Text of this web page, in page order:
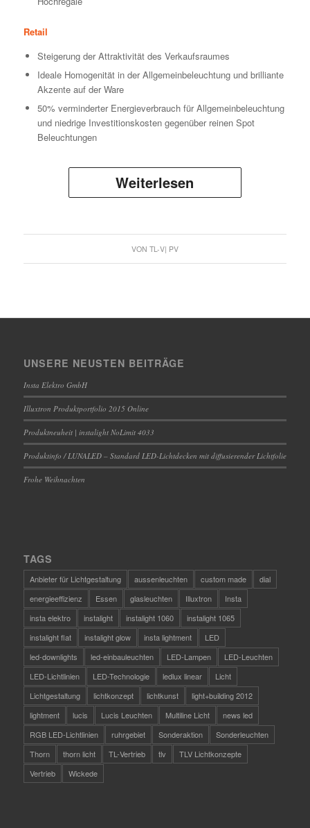
Retail
Steigerung der Attraktivität des Verkaufsraumes
Ideale Homogenität in der Allgemeinbeleuchtung und brilliante
Akzente auf der Ware
50% verminderter Energieverbrauch für Allgemeinbeleuchtung
und niedrige Investitionskosten gegenüber reinen Spot
Beleuchtungen
Weiterlesen
VON TL-V| PV
UNSERE NEUSTEN BEITRÄGE
Insta Elektro GmbH
Illuxtron Produktportfolio 2015 Online
Produktneuheit | instalight NoLimit 4033
Produktinfo / LUNALED – Standard LED-Lichtdecken mit diffusierender Lichtfolie
Frohe Weihnachten
TAGS
Anbieter für Lichtgestaltung aussenleuchten custom made
dial
energieeffizienz
Essen glasleuchten Illuxtron
Insta
insta elektro
instalight instalight 1060
instalight 1065
instalight flat
instalight glow insta lightment
LED
led-downlights
led-einbauleuchten LED-Lampen
LED-Leuchten
LED-Lichtlinien
LED-Technologie ledlux linear
Licht
Lichtgestaltung
lichtkonzept lichtkunst
light+building 2012
lightment
lucis Lucis Leuchten Multiline Licht
news led
RGB LED-Lichtlinien
ruhrgebiet Sonderaktion
Sonderleuchten
Thorn
thorn licht TL-Vertrieb tlv
TLV Lichtkonzepte
Vertrieb
Wickede